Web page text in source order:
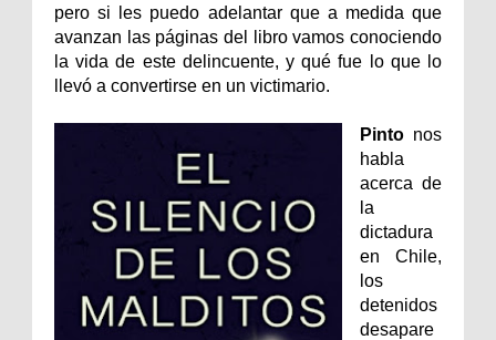
pero si les puedo adelantar que a medida que
avanzan las páginas del libro vamos conociendo
la vida de este delincuente, y qué fue lo que lo
llevó a convertirse en un victimario.
Pinto nos
habla
acerca de
la
dictadura
en Chile,
los
detenidos
desapare